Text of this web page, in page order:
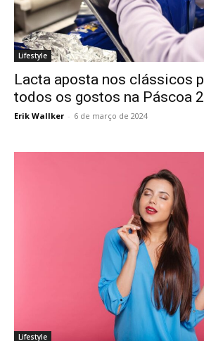
Lifestyle
Lacta aposta nos clássicos
todos os gostos na Páscoa
Erik Wallker - 6 de março de 2024
Lifestyle